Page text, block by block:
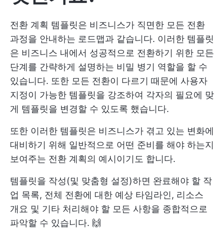
전환 계획 템플릿은 비즈니스가 직면한 모든 전환
과정을 안내하는 로드맵과 같습니다. 이러한 템플릿
은 비즈니스 내에서 성공적으로 전환하기 위한 모든
단계를 간략하게 설명하는 비밀 병기 역할을 할 수
있습니다. 또한 모든 전환이 다르기 때문에 사용자
지정이 가능한 템플릿을 강조하여 각자의 필요에 맞
게 템플릿을 변경할 수 있도록 했습니다.
또한 이러한 템플릿은 비즈니스가 겪고 있는 변화에
대비하기 위해 일반적으로 어떤 준비를 해야 하는지
보여주는 전환 계획의 예시이기도 합니다.
템플릿을 작성(및 맞춤형 설정)하면 완료해야 할 작
업 목록, 전체 전환에 대한 예상 타임라인, 리소스
개요 및 기타 처리해야 할 모든 사항을 종합적으로
파악할 수 있습니다. 🙌